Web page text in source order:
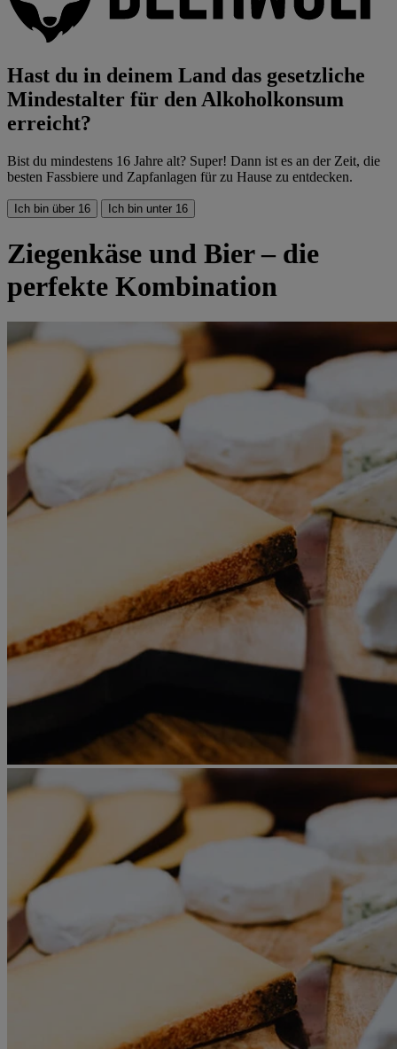
Hast du in deinem Land das gesetzliche
Mindestalter für den Alkoholkonsum
erreicht?
Bist du mindestens 16 Jahre alt? Super! Dann ist es an der Zeit, die
besten Fassbiere und Zapfanlagen für zu Hause zu entdecken.
Ich bin über 16 Ich bin unter 16
Ziegenkäse und Bier – die
perfekte Kombination